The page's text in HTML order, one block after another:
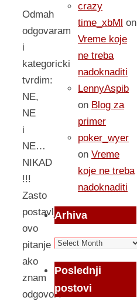
Odmah
odgovaram
i
kategoricki
tvrdim:
NE,
NE
i
NE…
NIKAD
!!!
Zasto
postavljam
ovo
pitanje
ako
znam
odgovor?
crazy
time_xbMl on
Vreme koje
ne treba
nadoknaditi
LennyAspib
on Blog za
primer
poker_wyer
on Vreme
koje ne treba
nadoknaditi
Arhiva
Arhiva
Poslednji
postovi